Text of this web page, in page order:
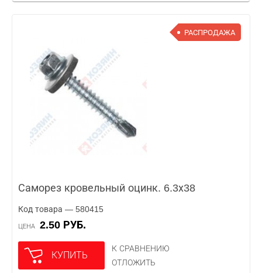
РАСПРОДАЖА
Саморез кровельный оцинк. 6.3х38
Код товара — 580415
ЦЕНА 2.50 РУБ.
КУПИТЬ
К СРАВНЕНИЮ
ОТЛОЖИТЬ